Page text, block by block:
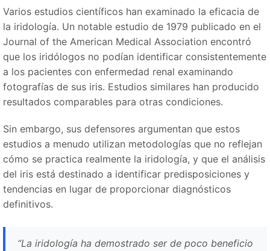
Varios estudios científicos han examinado la eficacia de
la iridología. Un notable estudio de 1979 publicado en el
Journal of the American Medical Association encontró
que los iridólogos no podían identificar consistentemente
a los pacientes con enfermedad renal examinando
fotografías de sus iris. Estudios similares han producido
resultados comparables para otras condiciones.
Sin embargo, sus defensores argumentan que estos
estudios a menudo utilizan metodologías que no reflejan
cómo se practica realmente la iridología, y que el análisis
del iris está destinado a identificar predisposiciones y
tendencias en lugar de proporcionar diagnósticos
definitivos.
“La iridología ha demostrado ser de poco beneficio